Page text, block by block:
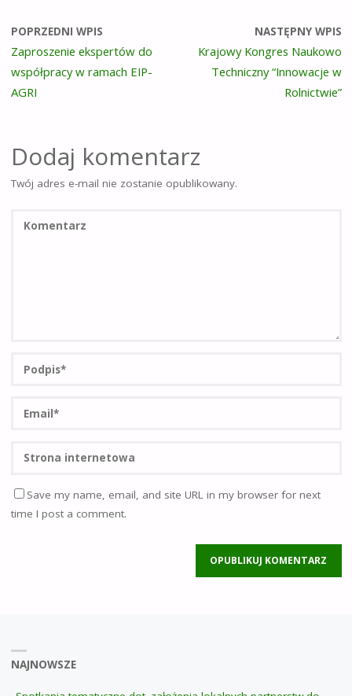
POPRZEDNI WPIS
Zaproszenie ekspertów do
współpracy w ramach EIP-
AGRI
NASTĘPNY WPIS
Krajowy Kongres Naukowo
Techniczny “Innowacje w
Rolnictwie”
Dodaj komentarz
Twój adres e-mail nie zostanie opublikowany.
Save my name, email, and site URL in my browser for next
time I post a comment.
NAJNOWSZE